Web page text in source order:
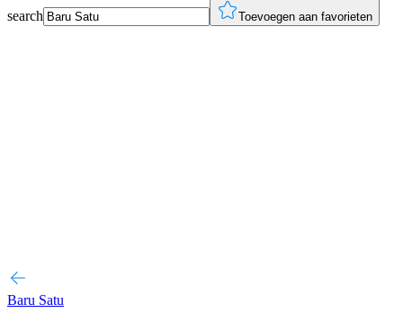
search Toevoegen aan favorieten
Baru Satu